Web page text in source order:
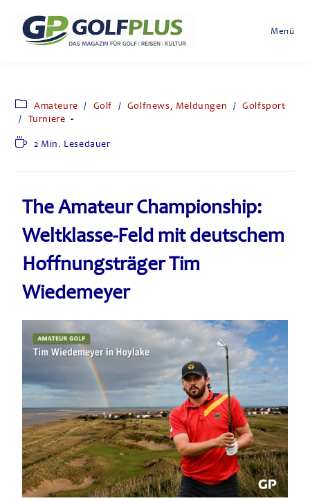
Menü
Amateure / Golf / Golfnews, Meldungen / Golfsport
/ Turniere
2 Min. Lesedauer
The Amateur Championship:
Weltklasse-Feld mit deutschem
Hoffnungsträger Tim
Wiedemeyer